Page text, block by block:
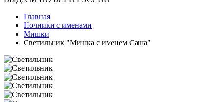
Главная
Ночники с именами
Мишки
Светильник "Мишка с именем Саша"